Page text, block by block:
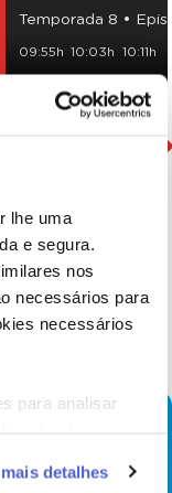
lhe uma
e segura.
nos
necessários para
necessários
para analisar
e
detalhes
Temporada 8 •
09:55h 10:03h 10:11h
15:00h 15:08h 15:16h